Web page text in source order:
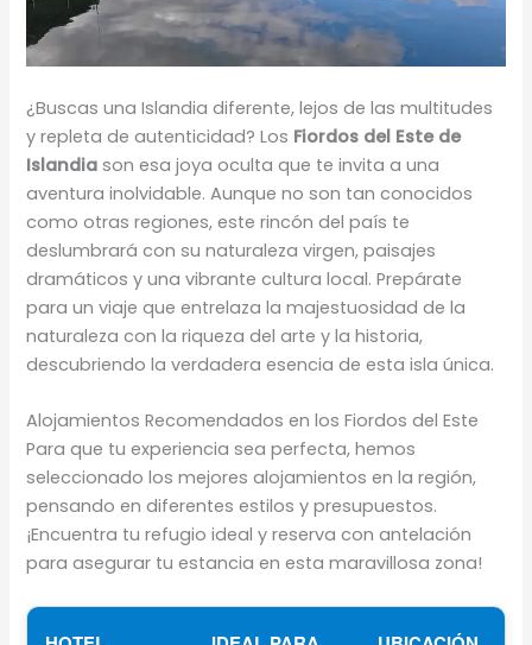
¿Buscas una Islandia diferente, lejos de las multitudes
y repleta de autenticidad? Los Fiordos del Este de
Islandia son esa joya oculta que te invita a una
aventura inolvidable. Aunque no son tan conocidos
como otras regiones, este rincón del país te
deslumbrará con su naturaleza virgen, paisajes
dramáticos y una vibrante cultura local. Prepárate
para un viaje que entrelaza la majestuosidad de la
naturaleza con la riqueza del arte y la historia,
descubriendo la verdadera esencia de esta isla única.
Alojamientos Recomendados en los Fiordos del Este
Para que tu experiencia sea perfecta, hemos
seleccionado los mejores alojamientos en la región,
pensando en diferentes estilos y presupuestos.
¡Encuentra tu refugio ideal y reserva con antelación
para asegurar tu estancia en esta maravillosa zona!